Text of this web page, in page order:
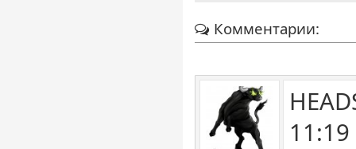
Комментарии: